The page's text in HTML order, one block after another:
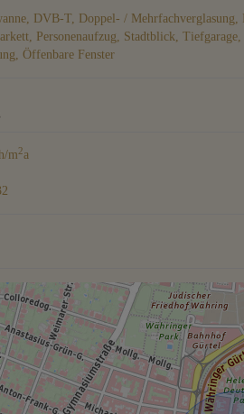
DVB-T Doppel- / Mehrfachverglasung
Personenaufzug Stadtblick Tiefgarage
Öffenbare Fenster
m2a